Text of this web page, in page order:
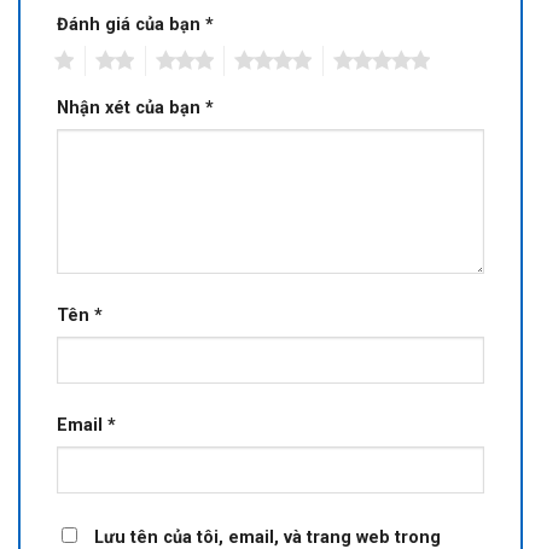
Đánh giá của bạn *
Nhận xét của bạn *
Tên *
Email *
Lưu tên của tôi, email, và trang web trong